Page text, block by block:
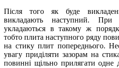
Після того як буде
викладають наступний.
укладаються в такому ж
тобто плита наступного ряду
на стику плит попереднього.
увагу приділяти зазорам на
повинні щільно прилягати